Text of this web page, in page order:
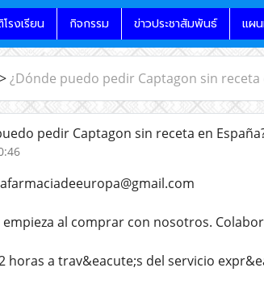
รงเรียน กิจกรรม ข่าวประชาสัมพันธ์ แผน
>¿Dónde puedo pedir Captagon sin receta
pedir Captagon sin receta en
al comprar con nosotros.
horas a trav&eacute;s del servicio